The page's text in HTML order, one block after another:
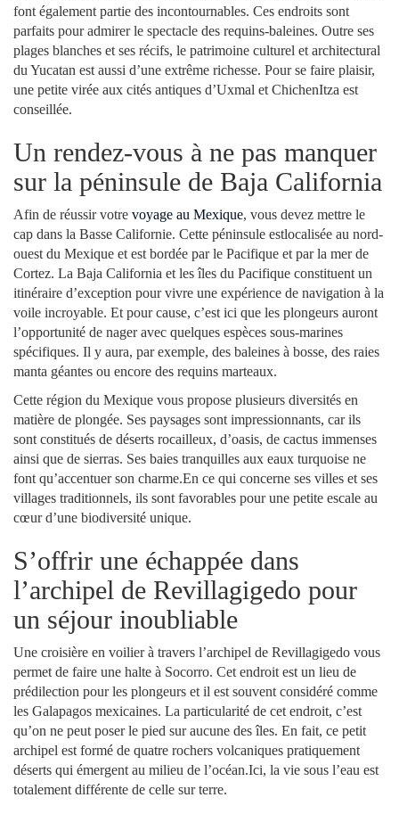
font également partie des incontournables. Ces endroits sont
parfaits pour admirer le spectacle des requins-baleines. Outre ses
plages blanches et ses récifs, le patrimoine culturel et architectural
du Yucatan est aussi d’une extrême richesse. Pour se faire plaisir,
une petite virée aux cités antiques d’Uxmal et ChichenItza est
conseillée.
Un rendez-vous à ne pas manquer
sur la péninsule de Baja California
Afin de réussir votre voyage au Mexique, vous devez mettre le
cap dans la Basse Californie. Cette péninsule estlocalisée au nord-
ouest du Mexique et est bordée par le Pacifique et par la mer de
Cortez. La Baja California et les îles du Pacifique constituent un
itinéraire d’exception pour vivre une expérience de navigation à la
voile incroyable. Et pour cause, c’est ici que les plongeurs auront
l’opportunité de nager avec quelques espèces sous-marines
spécifiques. Il y aura, par exemple, des baleines à bosse, des raies
manta géantes ou encore des requins marteaux.
Cette région du Mexique vous propose plusieurs diversités en
matière de plongée. Ses paysages sont impressionnants, car ils
sont constitués de déserts rocailleux, d’oasis, de cactus immenses
ainsi que de sierras. Ses baies tranquilles aux eaux turquoise ne
font qu’accentuer son charme.En ce qui concerne ses villes et ses
villages traditionnels, ils sont favorables pour une petite escale au
cœur d’une biodiversité unique.
S’offrir une échappée dans
l’archipel de Revillagigedo pour
un séjour inoubliable
Une croisière en voilier à travers l’archipel de Revillagigedo vous
permet de faire une halte à Socorro. Cet endroit est un lieu de
prédilection pour les plongeurs et il est souvent considéré comme
les Galapagos mexicaines. La particularité de cet endroit, c’est
qu’on ne peut poser le pied sur aucune des îles. En fait, ce petit
archipel est formé de quatre rochers volcaniques pratiquement
déserts qui émergent au milieu de l’océan.Ici, la vie sous l’eau est
totalement différente de celle sur terre.